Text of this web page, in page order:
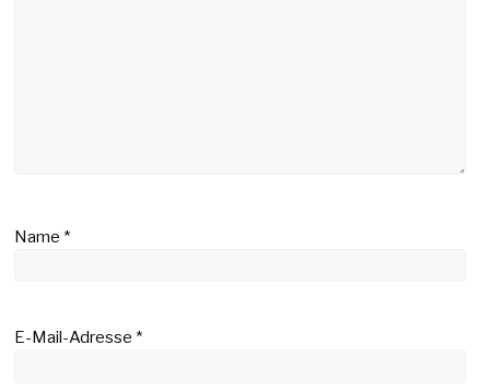
Name*
E-Mail-Adresse*